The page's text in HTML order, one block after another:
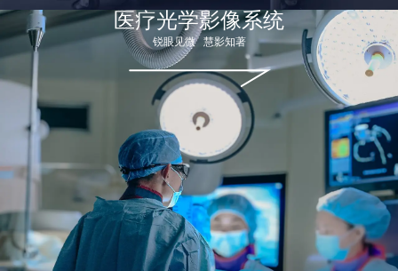
医疗光学影像系统​
锐眼见微 慧影知著